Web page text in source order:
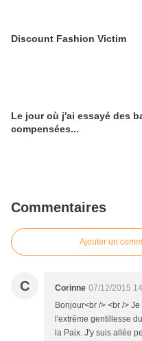
Discount Fashion Victim
Le jour où j'ai essayé des
compensées...
Commentaires
Ajouter un
C Corinne 07/12/2015
Bonjour<br /> <br />
l'extrême gentillesse
la Paix. J'y suis allée